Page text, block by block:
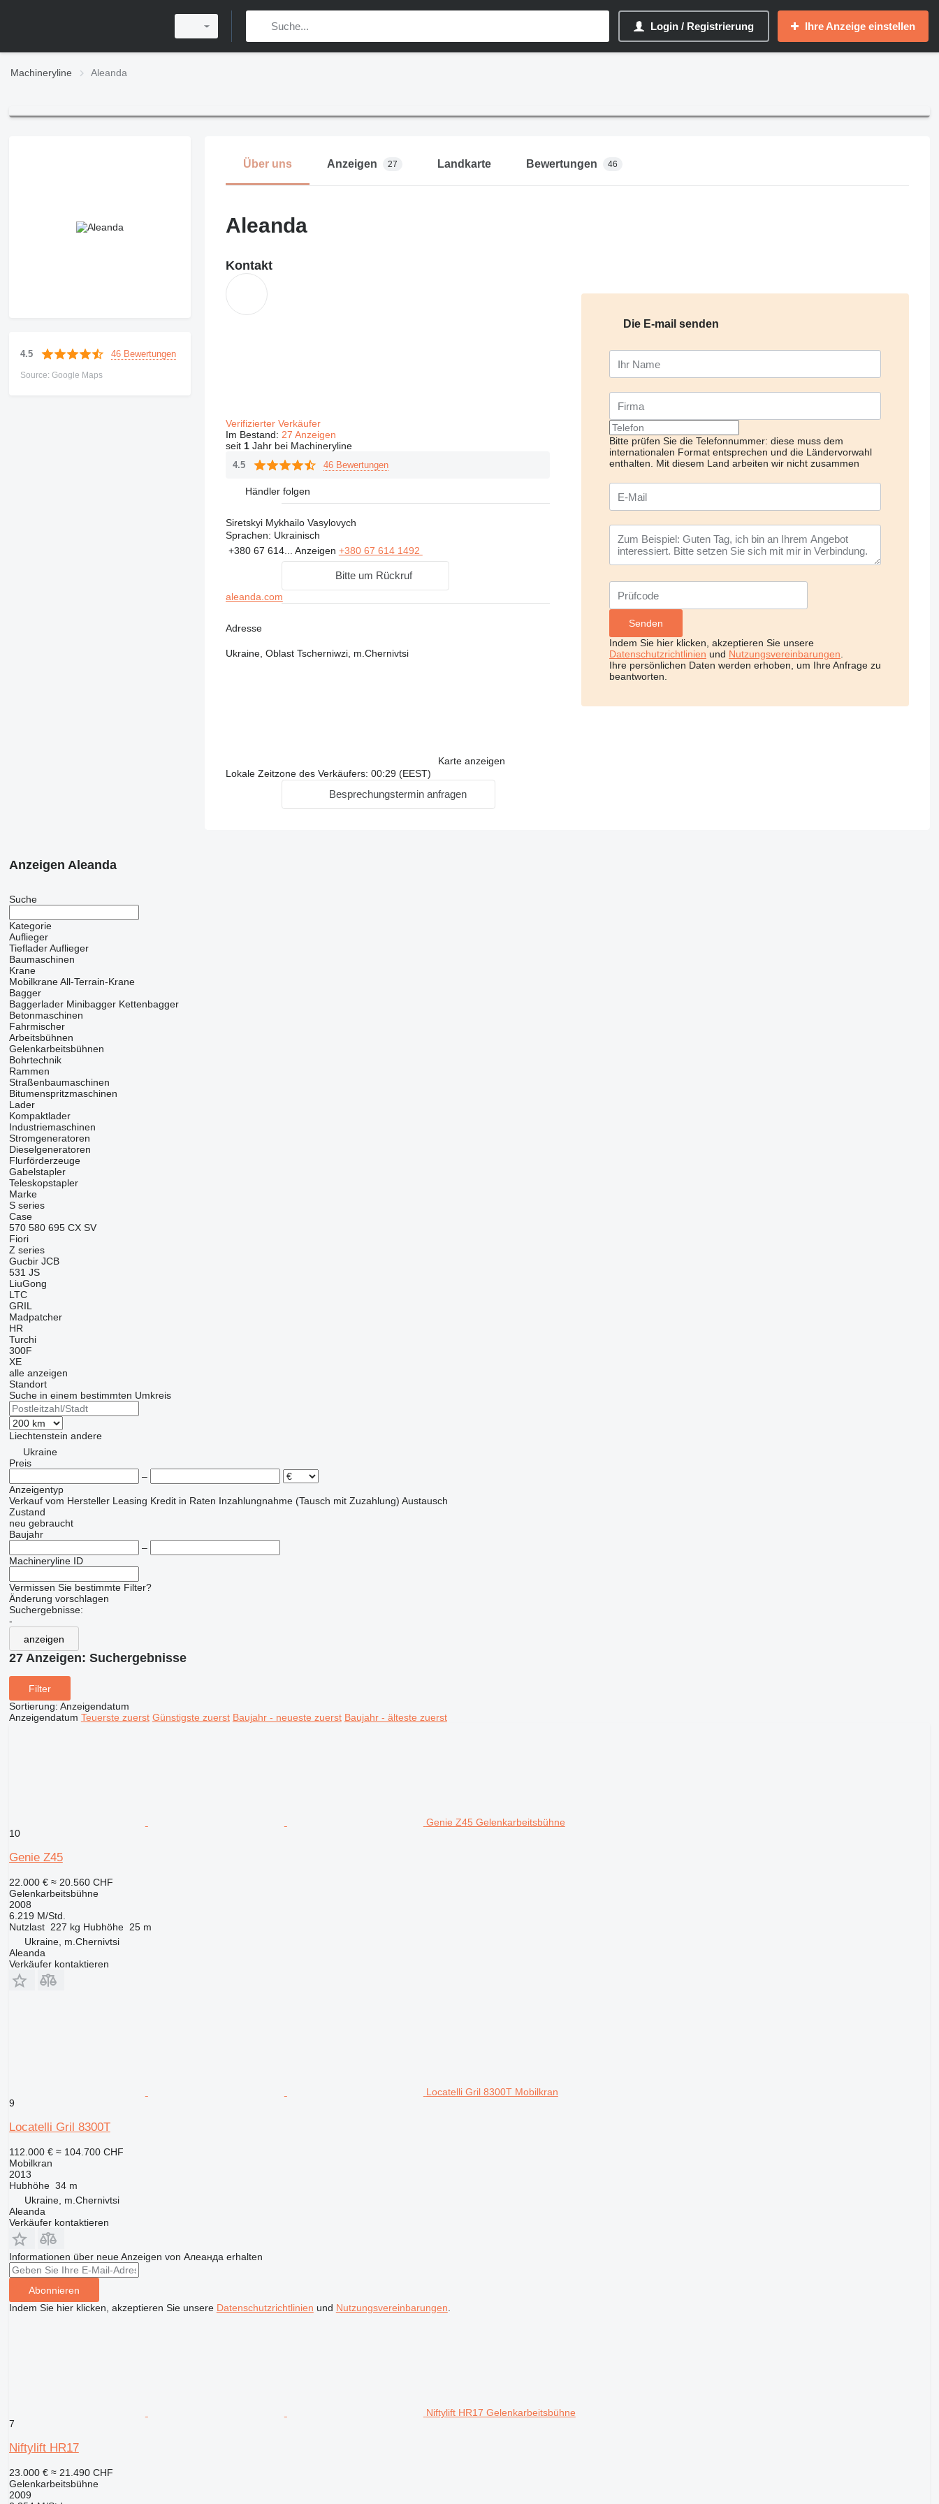
Login / Registrierung Ihre Anzeige einstellen
Machineryline Aleanda
4.5 46 Bewertungen
Source: Google Maps
Über uns Anzeigen 27 Landkarte Bewertungen 46
Aleanda
Kontakt
Verifizierter Verkäufer
Im Bestand: 27 Anzeigen
seit 1Jahr bei Machineryline
4.5 46 Bewertungen
Händler folgen
Siretskyi Mykhailo Vasylovych
Sprachen: Ukrainisch
+380 67 614... Anzeigen +380 67 614 1492
Bitte um Rückruf
aleanda.com
Adresse
Ukraine, Oblast Tscherniwzi, m.Chernivtsi
Karte anzeigen
Lokale Zeitzone des Verkäufers: 00:29 (EEST)
Besprechungstermin anfragen
Die E-mail senden
Bitte prüfen Sie die Telefonnummer: diese muss dem
internationalen Format entsprechen und die Ländervorwahl
enthalten.
Mit diesem Land arbeiten wir nicht zusammen
Indem Sie hier klicken, akzeptieren Sie unsere
Datenschutzrichtlinien und Nutzungsvereinbarungen
Ihre persönlichen Daten werden erhoben, um Ihre Anfrage zu
beantworten.
Anzeigen Aleanda
Suche
Kategorie
Auflieger
Tieflader Auflieger
Baumaschinen
Krane
Mobilkrane All-Terrain-Krane
Bagger
Baggerlader Minibagger Kettenbagger
Betonmaschinen
Fahrmischer
Arbeitsbühnen
Gelenkarbeitsbühnen
Bohrtechnik
Rammen
Straßenbaumaschinen
Bitumenspritzmaschinen
Lader
Kompaktlader
Industriemaschinen
Stromgeneratoren
Dieselgeneratoren
Flurförderzeuge
Gabelstapler
Teleskopstapler
Marke
S series
Case
570 580 695 CX SV
Fiori
Z series
Gucbir JCB
531 JS
LiuGong
LTC
GRIL
Madpatcher
HR
Turchi
300F
XE
alle anzeigen
Standort
Suche in einem bestimmten Umkreis
Liechtenstein andere
Ukraine
Preis
–
Anzeigentyp
Verkauf vom Hersteller Leasing Kredit in Raten Inzahlungnahme (Tausch mit Zuzahlung) Austausch
Zustand
neu gebraucht
Baujahr
–
Machineryline ID
Vermissen Sie bestimmte Filter?
Änderung vorschlagen
Suchergebnisse:
-
anzeigen
27 Anzeigen: Suchergebnisse
Filter
Sortierung: Anzeigendatum
Anzeigendatum Teuerste zuerst Günstigste zuerst Baujahr - neueste zuerst Baujahr - älteste zuerst
Genie Z45 Gelenkarbeitsbühne
10
Genie Z45
22.000 € ≈ 20.560 CHF
Gelenkarbeitsbühne
2008
6.219 M/Std.
Nutzlast 227 kg Hubhöhe 25 m
Ukraine, m.Chernivtsi
Aleanda
Verkäufer kontaktieren
Locatelli Gril 8300T Mobilkran
9
Locatelli Gril 8300T
112.000 € ≈ 104.700 CHF
Mobilkran
2013
Hubhöhe 34 m
Ukraine, m.Chernivtsi
Aleanda
Verkäufer kontaktieren
Informationen über neue Anzeigen von Алеанда erhalten
Abonnieren
Indem Sie hier klicken, akzeptieren Sie unsere Datenschutzrichtlinien und Nutzungsvereinbarungen
Niftylift HR17 Gelenkarbeitsbühne
7
Niftylift HR17
23.000 € ≈ 21.490 CHF
Gelenkarbeitsbühne
2009